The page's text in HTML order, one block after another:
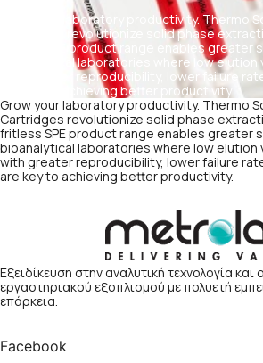
Grow your laboratory productivity. Thermo
Cartridges revolutionize solid phase
fritless SPE product range enables greater
bioanalytical laboratories where low elution
with greater reproducibility, lower failure
are key to achieving better productivity.
Grow your laboratory productivity. Thermo
Cartridges revolutionize solid phase
fritless SPE product range enables greater
bioanalytical laboratories where low elution
with greater reproducibility, lower failure
are key to achieving better productivity.
Εξειδίκευση στην αναλυτική τεχνολογία
εργαστηριακού εξοπλισμού με πολυετή
επάρκεια.
Facebook